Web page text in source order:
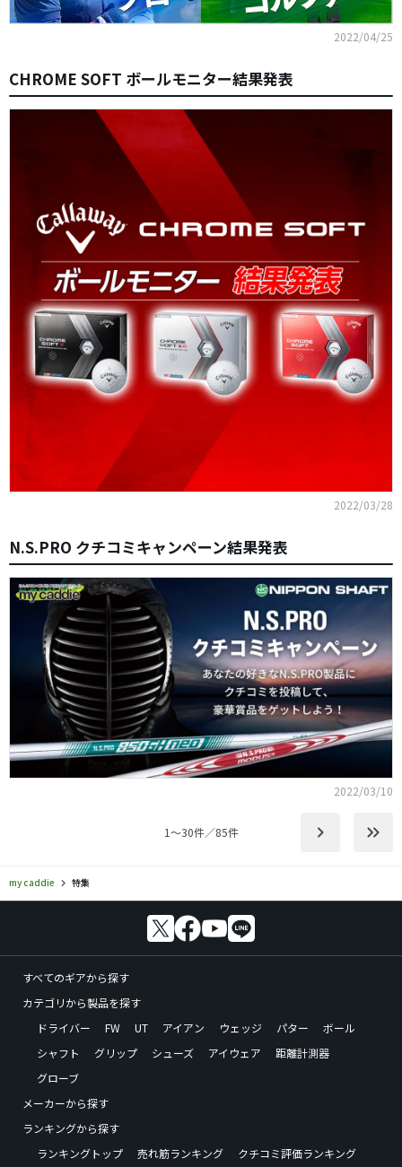
2022/04/25
CHROME SOFT ボールモニター結果発表
2022/03/28
N.S.PRO クチコミキャンペーン結果発表
2022/03/10
1〜30件／85件 keyboard_arrow_right keyboard_double_arrow_right
my caddie 特集
すべてのギアから探す
カテゴリから製品を探す
ドライバー
FW UT アイアン ウェッジ パター
ボール
シャフト
グリップ シューズ アイウェア
距離計測器
グローブ
メーカーから探す
ランキングから探す
ランキングトップ
売れ筋ランキング
クチコミ評価ランキング